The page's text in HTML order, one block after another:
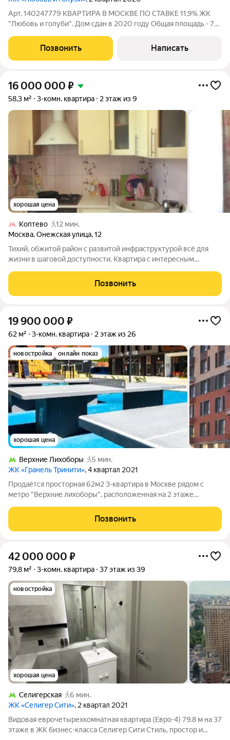
Арт. 140247779 КВАРТИРА В МОСКВЕ ПО СТАВКЕ 11,9% ЖК
"Любовь и голуби". Дом сдан в 2020 году Общая площадь - 71,1
дом бизнес-класса. Все соседи уже сделали ремонт. 2 лифта:
пассажирский и
Позвонить Написать
16 000 000 ₽
58,3 м² 3-комн. квартира 2 этаж из 9
хорошая цена
Коптево
12 мин.
Москва,Онежская улица,12
Тихий, обжитой район с развитой инфраструктурой всё для
жизни в шаговой доступности. Квартира с интересным
радостью расскажу по телефону. Звоните, отвечу на все
вопросы и договоримся о показе!
Позвонить
19 900 000 ₽
62 м² 3-комн. квартира 2 этаж из 26
новостройка онлайн показ
хорошая цена
Верхние Лихоборы
5 мин.
ЖК «Гранель Тринити», 4 квартал 2021
Продаётся просторная 62м2 3-квартира в Москве рядом с
метро "Верхние лихоборы", расположенная на 2 этаже
постройки по адресу: Москва, Дмитровское шоссе. Действует:
Льготная ипотека. Выгодная
Позвонить
42 000 000 ₽
79,8 м² 3-комн. квартира 37 этаж из 39
новостройка
хорошая цена
Селигерская
6 мин.
ЖК «Селигер Сити», 2 квартал 2021
Видовая еврочетырехкомнатная квартира (Евро-4) 79.8 м на 37
этаже в ЖК бизнес-класса Селигер Сити Стиль, простор и